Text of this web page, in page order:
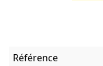
Référence